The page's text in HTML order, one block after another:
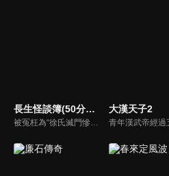
長生怪談簿(50分鐘版)
被冤枉為“徐氏滅門慘案”兇手的主人公在多年後深陷倖存者的複仇圈套，成功說服其共同對抗真兇，並找出真相的故事。整個故事發生在一個荒山客棧，眾人鬥智斗勇，一步步揭開每個人的秘密，還原案件本來面目。
大漢天子2